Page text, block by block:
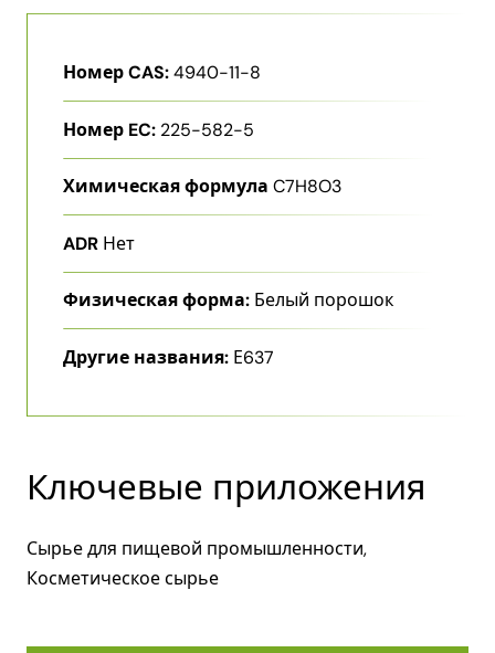
Номер CAS:4940-11-8
Номер EC: 225-582-5
Химическая формула C7H8O3
ADR Нет
Физическая форма: Белый порошок
Другие названия: Е637
Ключевые приложения
Сырье для пищевой промышленности,
Косметическое сырье